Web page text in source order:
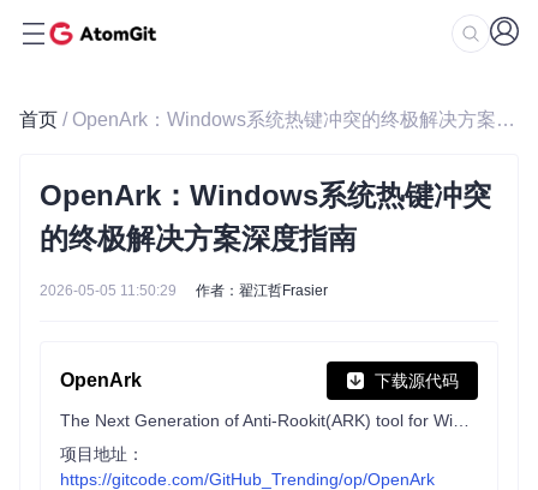
首页 / OpenArk：Windows系统热键冲突的终极解决方案深度指南
OpenArk：Windows系统热键冲突
的终极解决方案深度指南
2026-05-05 11:50:29 作者：翟江哲Frasier
OpenArk 下载源代码
项目地址：
https://gitcode.com/GitHub_Trending/op/OpenArk